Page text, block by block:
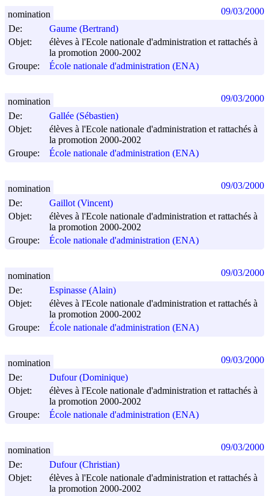
De:
Gaume (Bertrand)
Objet:
élèves à l'Ecole nationale d'administration et rattachés à
la promotion 2000-2002
Groupe:
École nationale d'administration (ENA)
nomination 09/03/2000
De:
Gallée (Sébastien)
Objet:
élèves à l'Ecole nationale d'administration et rattachés à
la promotion 2000-2002
Groupe:
École nationale d'administration (ENA)
nomination 09/03/2000
De:
Gaillot (Vincent)
Objet:
élèves à l'Ecole nationale d'administration et rattachés à
la promotion 2000-2002
Groupe:
École nationale d'administration (ENA)
nomination 09/03/2000
De:
Espinasse (Alain)
Objet:
élèves à l'Ecole nationale d'administration et rattachés à
la promotion 2000-2002
Groupe:
École nationale d'administration (ENA)
nomination 09/03/2000
De:
Dufour (Dominique)
Objet:
élèves à l'Ecole nationale d'administration et rattachés à
la promotion 2000-2002
Groupe:
École nationale d'administration (ENA)
nomination 09/03/2000
De:
Dufour (Christian)
Objet:
élèves à l'Ecole nationale d'administration et rattachés à
la promotion 2000-2002
nomination 09/03/2000